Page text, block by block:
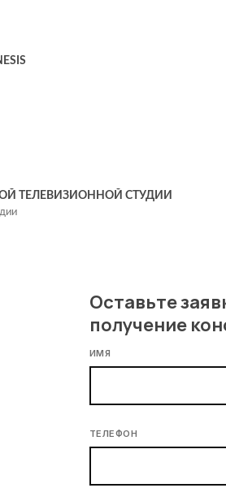
ТЕЛЕВИЗИОННОЙ СТУДИИ
Оставьте
получение
ИМЯ
ТЕЛЕФОН